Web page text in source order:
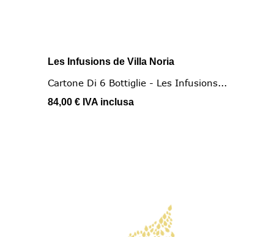
Les Infusions de Villa Noria
Cartone Di 6 Bottiglie - Les Infusions...
84,00 € IVA inclusa